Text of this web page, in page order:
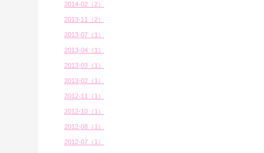
2014-02（2）
2013-11（2）
2013-07（1）
2013-04（1）
2013-03（1）
2013-02（1）
2012-11（1）
2012-10（1）
2012-08（1）
2012-07（1）